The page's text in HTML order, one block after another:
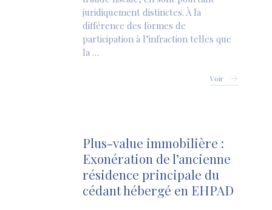
juridiquement distinctes. À la
différence des formes de
participation à l’infraction telles que
la …
Voir
Plus-value immobilière :
Exonération de l’ancienne
résidence principale du
cédant hébergé en EHPAD